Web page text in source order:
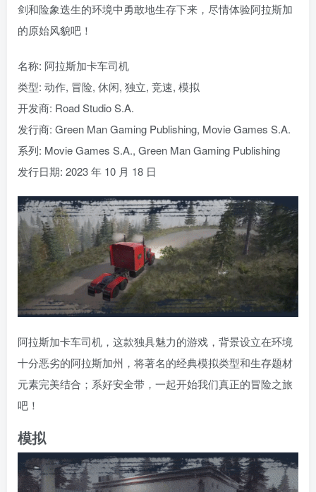
剑和险象迭生的环境中勇敢地生存下来，尽情体验阿拉斯加
的原始风貌吧！
名称: 阿拉斯加卡车司机
类型: 动作, 冒险, 休闲, 独立, 竞速, 模拟
开发商: Road Studio S.A.
发行商: Green Man Gaming Publishing, Movie Games S.A.
系列: Movie Games S.A., Green Man Gaming Publishing
发行日期: 2023 年 10 月 18 日
阿拉斯加卡车司机，这款独具魅力的游戏，背景设立在环境
十分恶劣的阿拉斯加州，将著名的经典模拟类型和生存题材
元素完美结合；系好安全带，一起开始我们真正的冒险之旅
吧！
模拟